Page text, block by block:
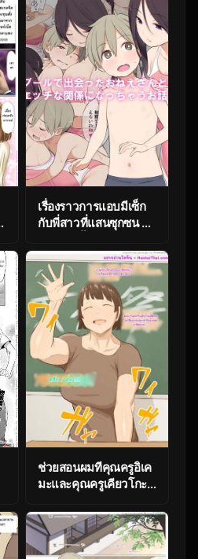
เรื่องราวการแอบมีเซ็ก
กับพี่สาวที่แสนซุกซน ณ
ya (Nora Higuma)]
Pool de Deatta
Oneesan to Ecchi na
Kankei ni Nacchau
Ohanashi | 與在游泳池
遇到的大姊姊發生色色
關係的故事
ช่วยสอนผมทีคุณครูอิเค
มะและคุณครูเคียวโกะ
Oshiete Ikema-
sensei and Kyoutou-
sensei/Teach me